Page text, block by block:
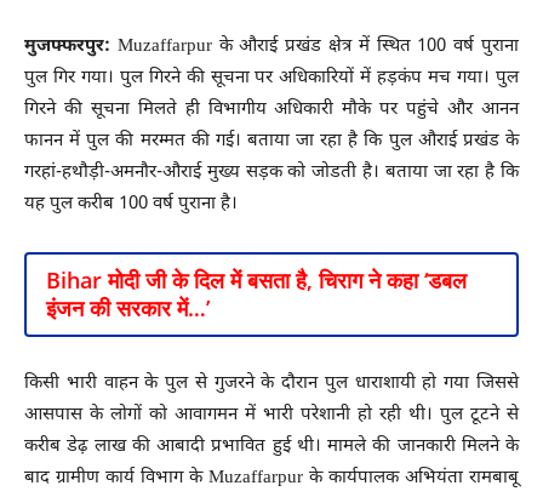
मुजफ्फरपुर: Muzaffarpur के औराई प्रखंड क्षेत्र में स्थित 100 वर्ष पुराना
पुल गिर गया। पुल गिरने की सूचना पर अधिकारियों में हड़कंप मच गया। पुल
गिरने की सूचना मिलते ही विभागीय अधिकारी मौके पर पहुंचे और आनन
फानन में पुल की मरम्मत की गई। बताया जा रहा है कि पुल औराई प्रखंड के
गरहां-हथौड़ी-अमनौर-औराई मुख्य सड़क को जोडती है। बताया जा रहा है कि
यह पुल करीब 100 वर्ष पुराना है।
Bihar मोदी जी के दिल में बसता है, चिराग ने कहा ‘डबल
इंजन की सरकार में…’
किसी भारी वाहन के पुल से गुजरने के दौरान पुल धाराशायी हो गया जिससे
आसपास के लोगों को आवागमन में भारी परेशानी हो रही थी। पुल टूटने से
करीब डेढ़ लाख की आबादी प्रभावित हुई थी। मामले की जानकारी मिलने के
बाद ग्रामीण कार्य विभाग के Muzaffarpur के कार्यपालक अभियंता रामबाबू